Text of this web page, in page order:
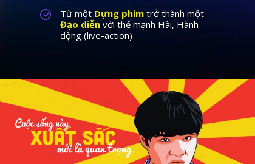
Từ một Dựng phim trở thành một
Đạo diễn với thế mạnh Hài, Hành
động (live-action)